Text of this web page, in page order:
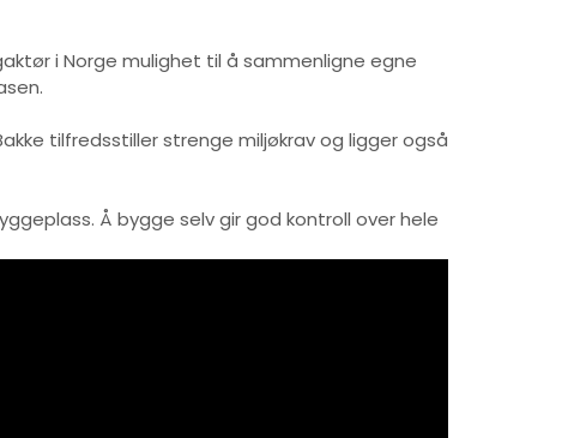
i Norge mulighet til å sammenligne egne
tilfredsstiller strenge miljøkrav og ligger også
Å bygge selv gir god kontroll over hele